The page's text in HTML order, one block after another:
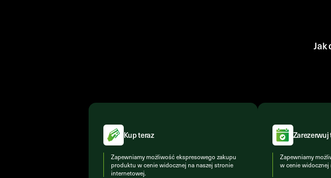
Jak
Kup teraz
Zapewniamy możliwość ekspresowego zakupu
produktu w cenie widocznej na naszej stronie
internetowej.
Zarezerwuj
Zapewniamy
w cenie widocznej